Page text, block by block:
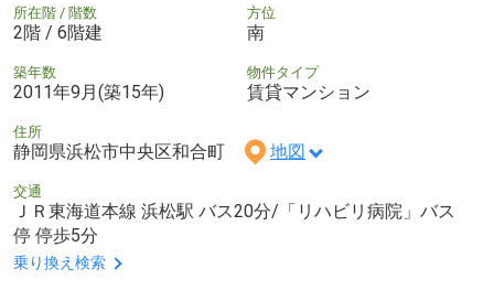
所在階 / 階数
2階 / 6階建
方位
南
築年数
2011年9月(築15年)
物件タイプ
賃貸マンション
住所
静岡県浜松市中央区和合町 地図
交通
ＪＲ東海道本線 浜松駅 バス20分/「リハビリ病院」バス
停 停歩5分
乗り換え検索